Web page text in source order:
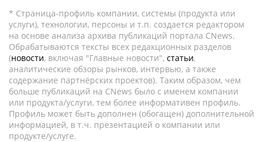
* Страница-профиль компании, системы (продукта или
услуги), технологии, персоны и т.п. создается редактором
на основе анализа архива публикаций портала CNews.
Обрабатываются тексты всех редакционных разделов
(новости, включая "Главные новости", статьи,
аналитические обзоры рынков, интервью, а также
содержание партнёрских проектов). Таким образом, чем
больше публикаций на CNews было с именем компании
или продукта/услуги, тем более информативен профиль.
Профиль может быть дополнен (обогащен) дополнительной
информацией, в т.ч. презентацией о компании или
продукте/услуге.